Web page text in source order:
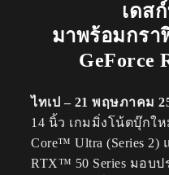
เดส
มาพร้อมกรา
GeForce
ไทเป – 21 พฤษภาคม
14 นิ้ว เกมมิ่งโน้ตบุ๊กใ
Core™ Ultra (Series 2)
RTX™ 50 Series มอบ